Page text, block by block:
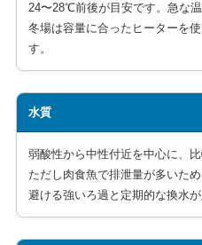
24〜28℃前後が目安です。急な
冬場は容量に合ったヒーターを
す。
水質
弱酸性から中性付近を中心に、
ただし肉食魚で排泄量が多いた
避ける強いろ過と定期的な換水が